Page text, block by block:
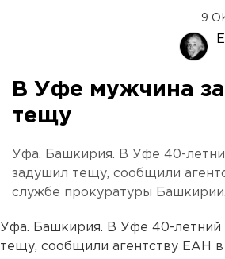
9
В Уфе мужчина
тещу
Уфа. Башкирия. В Уфе 40-
задушил тещу, сообщили
службе прокуратуры Башкирии.
Уфа. Башкирия. В Уфе 40-летний
тещу, сообщили агентству ЕАН